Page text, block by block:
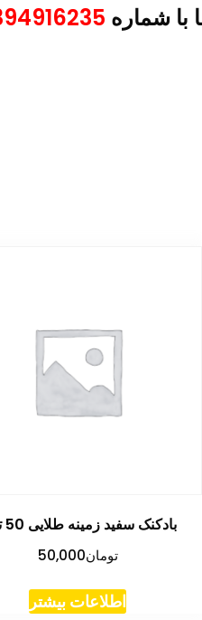
با شماره
بادکنک سفید زمینه طلایی 50 تایی
تومان50,000
اطلاعات بیشتر